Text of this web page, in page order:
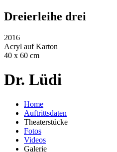
Dreierleihe drei
2016
Acryl auf Karton
40 x 60 cm
Dr. Lüdi
Home
Auftrittsdaten
Theaterstücke
Fotos
Videos
Galerie